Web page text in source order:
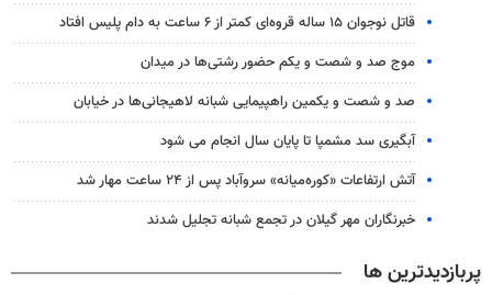
قاتل نوجوان ۱۵ ساله قروه‌ای کمتر از ۶ ساعت به دام پلیس افتاد
موج صد و شصت و یکم حضور رشتی‌ها در میدان
صد و شصت و یکمین راهپیمایی شبانه لاهیجانی‌ها در خیابان
آبگیری سد مشمپا تا پایان سال انجام می شود
آتش ارتفاعات «کوره‌میانه» سروآباد پس از ۲۴ ساعت مهار شد
خبرنگاران مهر گیلان در تجمع شبانه تجلیل شدند
پربازدیدترین ها